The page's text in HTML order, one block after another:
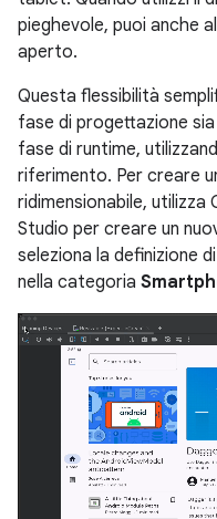
pieghevole, puoi anche
aperto.
Questa flessibilità
fase di progettazione
fase di runtime,
riferimento. Per creare
ridimensionabile, utilizza
Studio per creare un
seleziona la definizione
nella categoria